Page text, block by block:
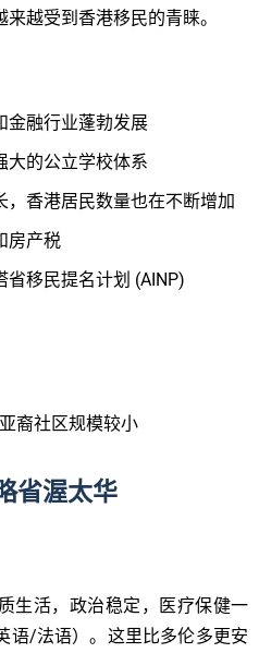
越受到香港移民的青睐。
金融行业蓬勃发展
大的公立学校体系
香港居民数量也在不断增加
房产税
移民提名计划 (AINP)
裔社区规模较小
省渥太华
生活，政治稳定，医疗保健一
语/法语）。这里比多伦多更安